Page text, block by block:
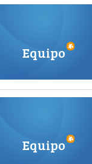
Equipo
Equipo